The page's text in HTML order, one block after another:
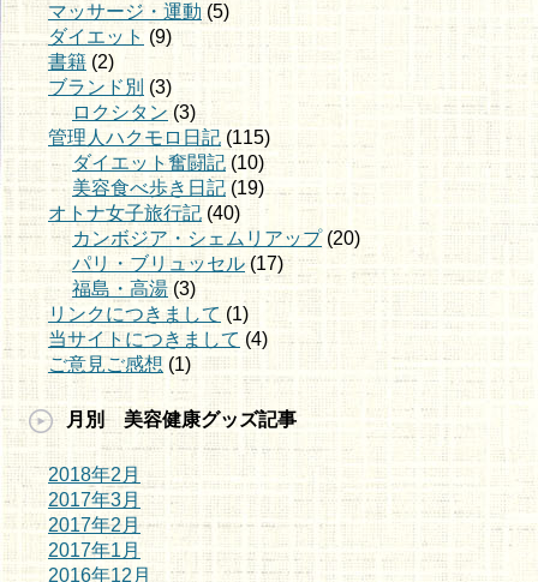
マッサージ・運動 (5)
ダイエット (9)
書籍 (2)
ブランド別 (3)
ロクシタン(3)
管理人ハクモロ日記 (115)
ダイエット奮闘記 (10)
美容食べ歩き日記 (19)
オトナ女子旅行記 (40)
カンボジア・シェムリアップ(20)
パリ・ブリュッセル (17)
福島・高湯 (3)
リンクにつきまして (1)
当サイトにつきまして (4)
ご意見ご感想 (1)
月別 美容健康グッズ記事
2018年2月
2017年3月
2017年2月
2017年1月
2016年12月